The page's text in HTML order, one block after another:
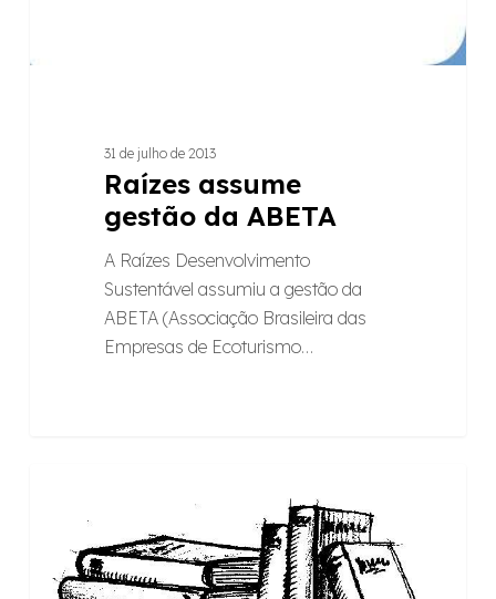
31 de julho de 2013
Raízes assume
gestão da ABETA
A Raízes Desenvolvimento
Sustentável assumiu a gestão da
ABETA (Associação Brasileira das
Empresas de Ecoturismo…
Aventura